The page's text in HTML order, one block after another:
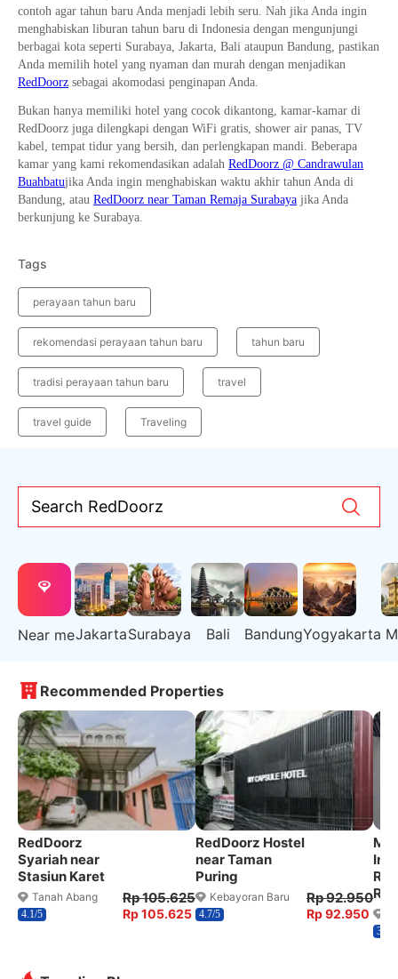
contoh agar tahun baru Anda menjadi lebih seru. Nah jika Anda ingin
menghabiskan liburan tahun baru di Indonesia dengan mengunjungi
berbagai kota seperti Surabaya, Jakarta, Bali ataupun Bandung, pastikan
Anda memilih hotel yang nyaman dan murah dengan menjadikan
RedDoorz sebagai akomodasi penginapan Anda.
Bukan hanya memiliki hotel yang cocok dikantong, kamar-kamar di
RedDoorz juga dilengkapi dengan WiFi gratis, shower air panas, TV
kabel, tempat tidur yang bersih, dan perlengkapan mandi. Beberapa
kamar yang kami rekomendasikan adalah RedDoorz @ Candrawulan
Buahbatujika Anda ingin menghabiskan waktu akhir tahun Anda di
Bandung, atau RedDoorz near Taman Remaja Surabaya jika Anda
berkunjung ke Surabaya.
Tags
perayaan tahun baru
rekomendasi perayaan tahun baru tahun baru
tradisi perayaan tahun baru travel
travel guide Traveling
Search RedDoorz
Near meJakartaSurabaya Bali BandungYogyakarta
Recommended Properties
RedDoorz
Syariah near
Stasiun Karet
Tanah Abang
4.1/5
Rp 105.625
Rp 105.625
RedDoorz Hostel
near Taman
Puring
Kebayoran Baru
4.7/5
Rp 92.950
Rp 92.950
3.6/5